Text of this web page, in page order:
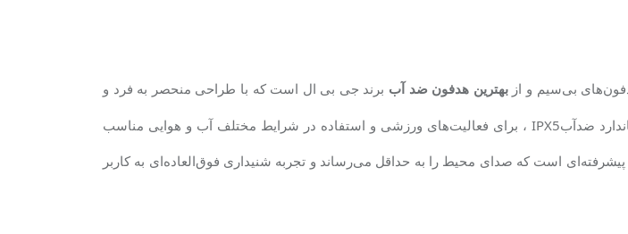
بی‌سیم و ازبهترین هدفون ضد آب برند جی بی ال است که با طراحی منحصر به فرد و
ضدآبIPX5 ، برای فعالیت‌های ورزشی و استفاده در شرایط مختلف آب و هوایی مناسب
پیشرفته‌ای است که صدای محیط را به حداقل می‌رساند و تجربه شنیداری فوق‌العاده‌ای به کاربر